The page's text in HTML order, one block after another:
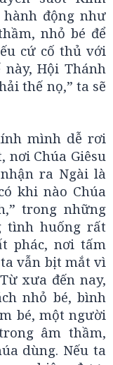
động như
nhỏ bé để
cứ cố thủ với
Hội Thánh
thế nọ,” ta sẽ
mình dễ rơi
nơi Chúa Giêsu
ra Ngài là
khi nào Chúa
trong những
tình huống rất
phác, nơi tấm
vẫn bịt mắt vì
xưa đến nay,
nhỏ bé, bình
bé, một người
âm thầm,
dùng. Nếu ta